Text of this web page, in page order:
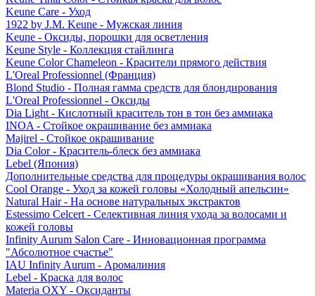
Keune Care - Уход
1922 by J.M. Keune - Мужская линия
Keune - Оксиды, порошки для осветления
Keune Style - Коллекция стайлинга
Keune Color Chameleon - Красители прямого действия
L'Oreal Professionnel (Франция)
Blond Studio - Полная гамма средств для блондирования
L'Oreal Professionnel - Оксиды
Dia Light - Кислотный краситель тон в тон без аммиака
INOA - Стойкое окрашивание без аммиака
Majirel - Стойкое окрашивание
Dia Color - Краситель-блеск без аммиака
Lebel (Япония)
Дополнительные средства для процедуры окрашивания волос
Cool Orange - Уход за кожей головы «Холодный апельсин»
Natural Hair - На основе натуральных экстрактов
Estessimo Celcert - Селективная линия ухода за волосами и
кожей головы
Infinity Aurum Salon Care - Инновационная программа
"Абсолютное счастье"
IAU Infinity Aurum - Аромалиния
Lebel - Краска для волос
Materia OXY - Оксиданты